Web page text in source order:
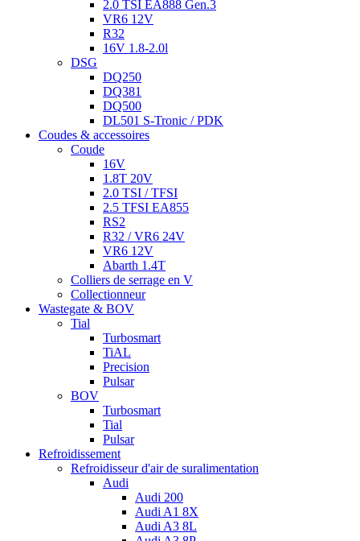
2.0 TSI EA888 Gen.3
VR6 12V
R32
16V 1.8-2.0l
DSG
DQ250
DQ381
DQ500
DL501 S-Tronic / PDK
Coudes & accessoires
Coude
16V
1.8T 20V
2.0 TSI / TFSI
2.5 TFSI EA855
RS2
R32 / VR6 24V
VR6 12V
Abarth 1.4T
Colliers de serrage en V
Collectionneur
Wastegate & BOV
Tial
Turbosmart
TiAL
Precision
Pulsar
BOV
Turbosmart
Tial
Pulsar
Refroidissement
Refroidisseur d'air de suralimentation
Audi
Audi 200
Audi A1 8X
Audi A3 8L